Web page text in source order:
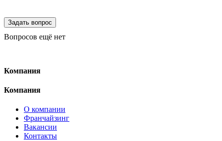
Вопросов ещё нет
Компания
Компания
О компании
Франчайзинг
Вакансии
Контакты